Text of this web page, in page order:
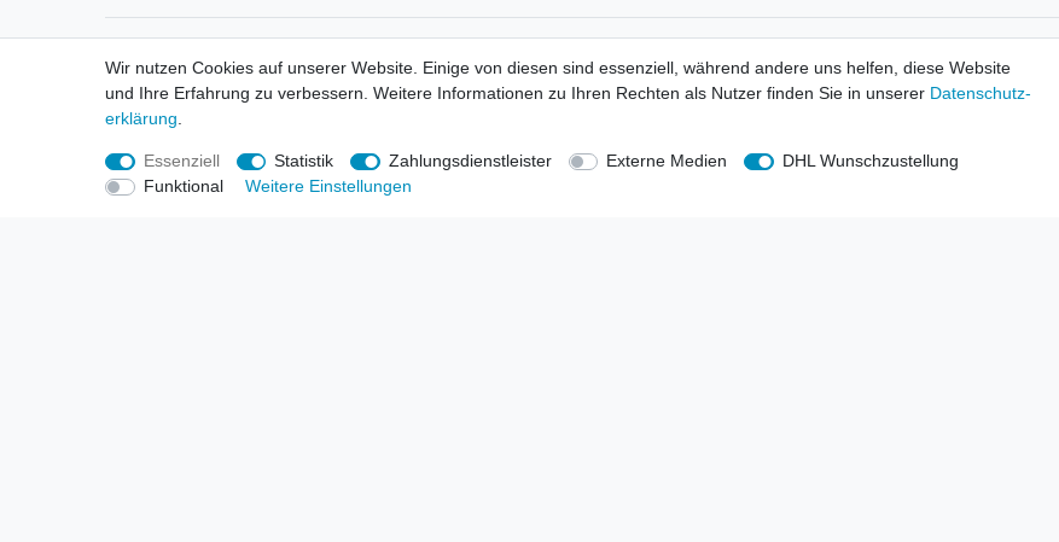
Informationen
Neukunden / New Accounts
Zahlung
Versandkosten
Entsorgungs- & Umweltbestimmungen
Größentabellen
Informationen
Händlerbund - rechtssicher verkaufen
Produkt-Kataloge
Über uns
Wir versenden mit
Wir nutzen Cookies auf unserer Website. Einige von diesen sind essenziell, während andere uns helfen, diese Website
und Ihre Erfahrung zu verbessern. Weitere Informationen zu Ihren Rechten als Nutzer finden Sie in unserer Daten­schutz­
erklärung
Essenziell Statistik Zahlungsdienstleister Externe Medien
DHL Wunschzustellung
Funktional
Weitere Einstellungen